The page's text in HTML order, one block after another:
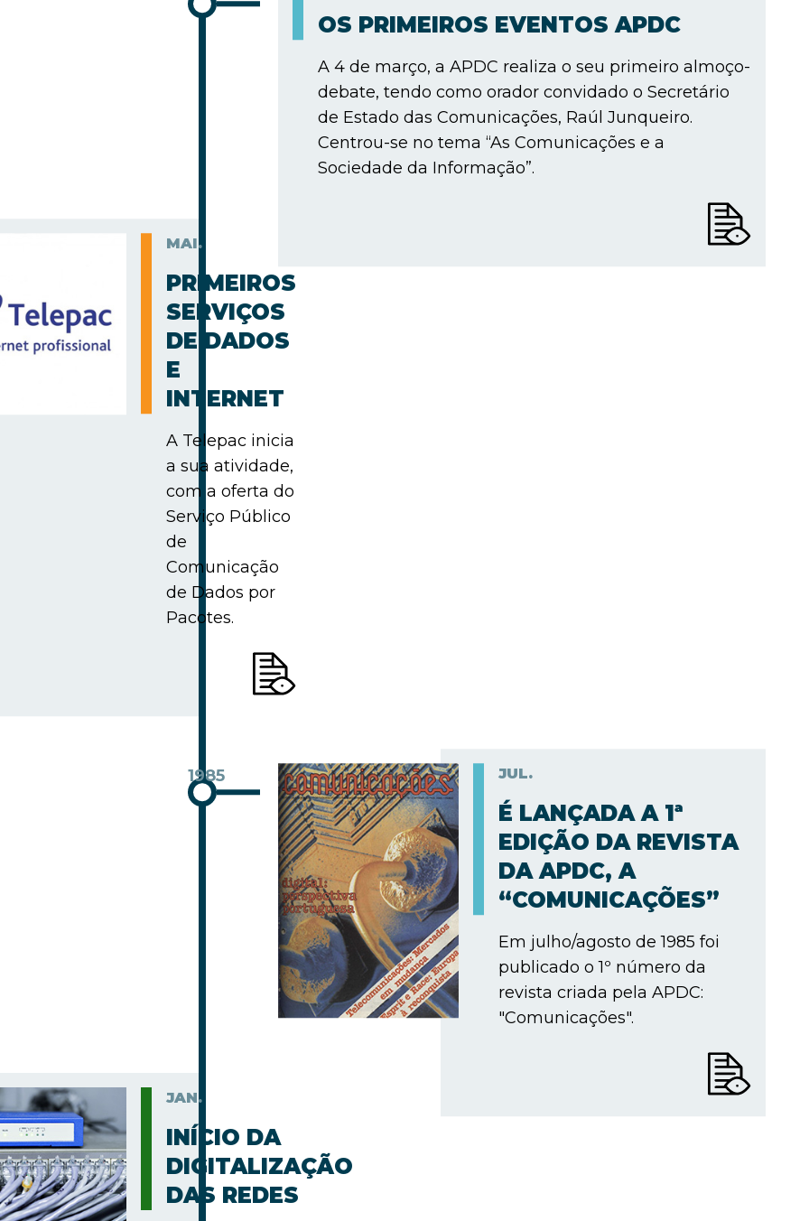
OS PRIMEIROS EVENTOS APDC
A 4 de março, a APDC realiza o seu primeiro almoço-
debate, tendo como orador convidado o Secretário
de Estado das Comunicações, Raúl Junqueiro.
Centrou-se no tema “As Comunicações e a
Sociedade da Informação”.
MAI.
PRIMEIROS
SERVIÇOS
DE DADOS
E
INTERNET
A Telepac inicia
a sua atividade,
com a oferta do
Serviço Público
de
Comunicação
de Dados por
Pacotes.
1985 JUL.
É LANÇADA A 1ª
EDIÇÃO DA REVISTA
DA APDC, A
“COMUNICAÇÕES”
Em julho/agosto de 1985 foi
publicado o 1º número da
revista criada pela APDC:
"Comunicações".
JAN.
INÍCIO DA
DIGITALIZAÇÃO
DAS REDES